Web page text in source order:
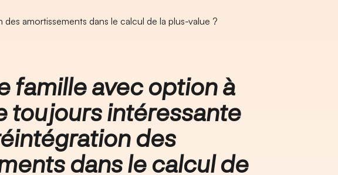
amortissements dans le calcul de la plus-value ?
famille avec option à
toujours intéressante
des
dans le calcul de